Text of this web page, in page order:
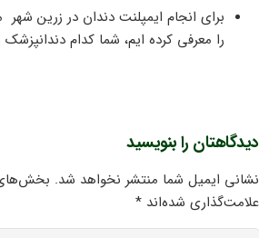
برای انجام ایمپلنت دندان در زرین شهر
را معرفی کرده ایم، شما کدام
دیدگاهتان را بنویسید
نشانی ایمیل شما منتشر نخواهد شد. بخش‌های
علامت‌گذاری شده‌اند*